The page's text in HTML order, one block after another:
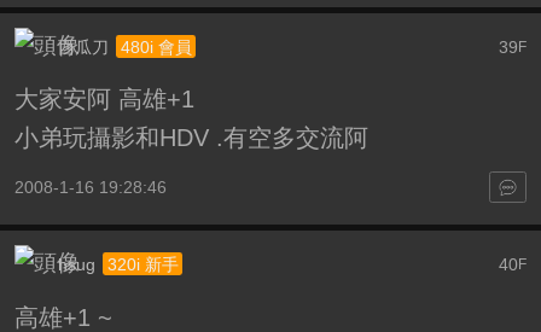
39F
西瓜刀 480i 會員
大家安阿 高雄+1
小弟玩攝影和HDV .有空多交流阿
2008-1-16 19:28:46
40F
hsug 320i 新手
高雄+1 ~